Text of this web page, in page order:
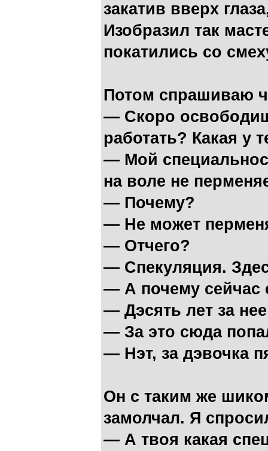
закатив вверх
Изобразил так
покатились со
Потом спрашиваю
— Скоро
работать? Какая у
— Мой
на воле не
— Почему?
— Не может
— Отчего?
— Спекуляция.
— А почему сейчас
— Дэсять лет за
— За это сюда
— Нэт, за дэвочка
Он с таким же
замолчал. Я
— А твоя какая